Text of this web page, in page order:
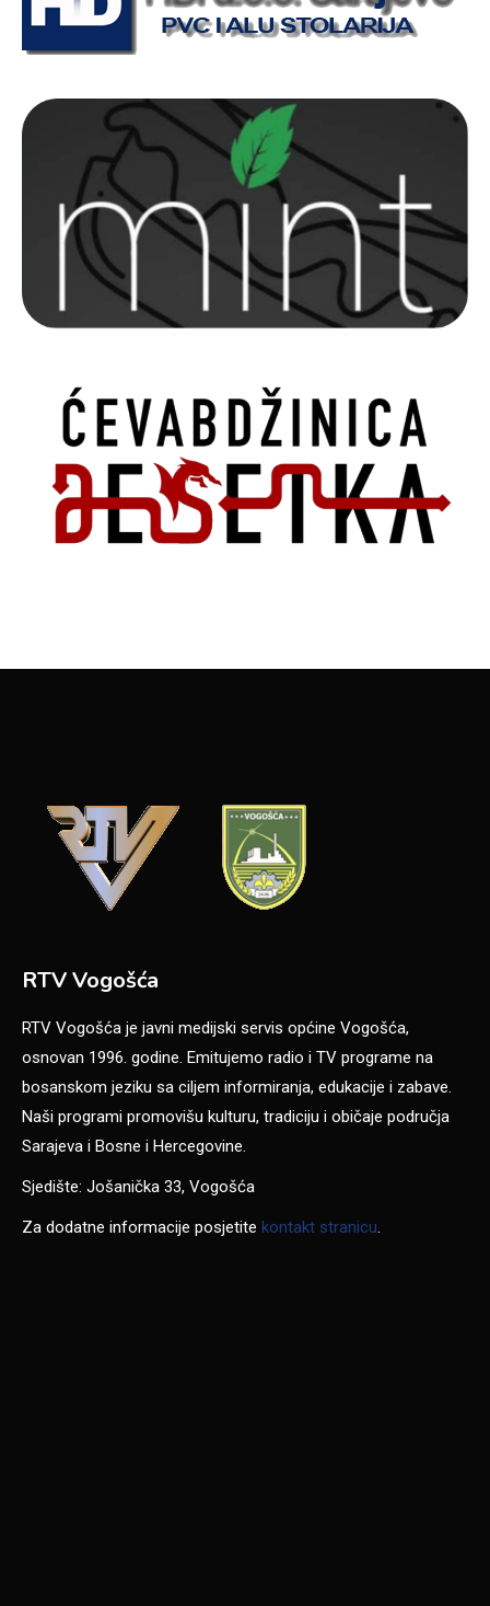
RTV Vogošća
RTV Vogošća je javni medijski servis općine Vogošća,
osnovan 1996. godine. Emitujemo radio i TV programe na
bosanskom jeziku sa ciljem informiranja, edukacije i zabave.
Naši programi promovišu kulturu, tradiciju i običaje područja
Sarajeva i Bosne i Hercegovine.
Sjedište: Jošanička 33, Vogošća
Za dodatne informacije posjetite kontakt stranicu.